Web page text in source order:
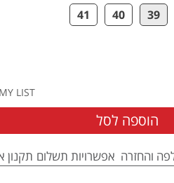
39
40
41
הוספה לסל
MY LIST
והחזרה אפשרויות תשלום תקנון